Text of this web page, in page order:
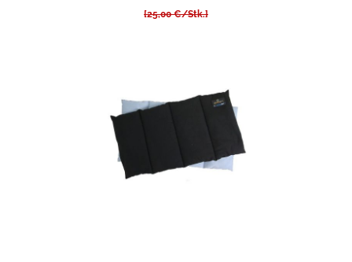
[25,00 €/Stk.]